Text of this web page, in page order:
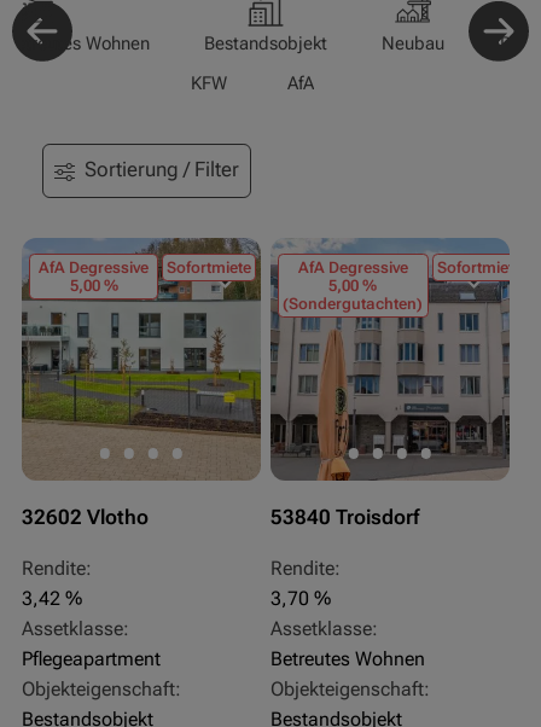
Wohnen Bestandsobjekt Neubau
KFW
AfA
Sortierung / Filter
AfA Degressive
5,00 %
Sofortmiete
32602 Vlotho
Rendite:
3,42 %
Assetklasse:
Pflegeapartment
Objekteigenschaft:
Bestandsobjekt
AfA Degressive
5,00 %
(Sondergutachten)
Sofortmiete
53840 Troisdorf
Rendite:
3,70 %
Assetklasse:
Betreutes Wohnen
Objekteigenschaft:
Bestandsobjekt